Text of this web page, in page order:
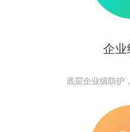
企业
底层企业级防护